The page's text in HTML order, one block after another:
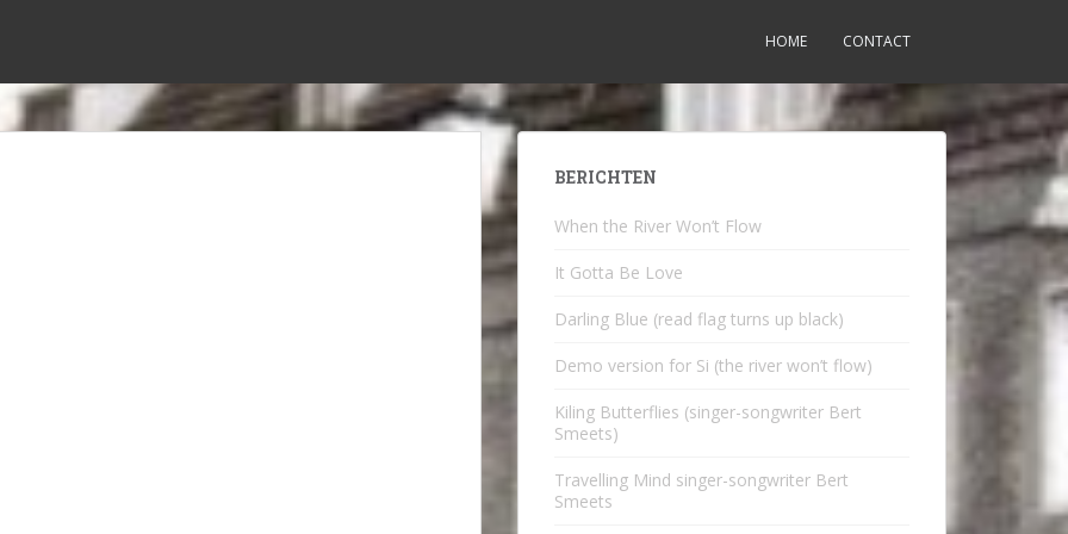
HOME CONTACT
BERICHTEN
When the River Won’t Flow
It Gotta Be Love
Darling Blue (read flag turns up black)
Demo version for Si (the river won’t flow)
Kiling Butterflies (singer-songwriter Bert
Smeets)
Travelling Mind singer-songwriter Bert
Smeets